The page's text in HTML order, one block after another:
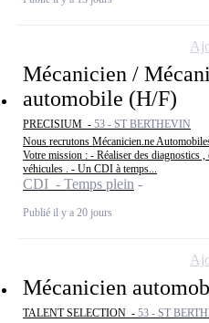
Mécanicien /
automobile (H/F)
PRECISIUM - 53 - ST BERTHEVIN
Nous recrutons Mécanicien.ne
Votre mission : - Réaliser des diagnostics
véhicules . - Un CDI à temps...
CDI - Temps plein
Publié il y a 20 jours
Mécanicien
TALENT SELECTION - 53 - ST